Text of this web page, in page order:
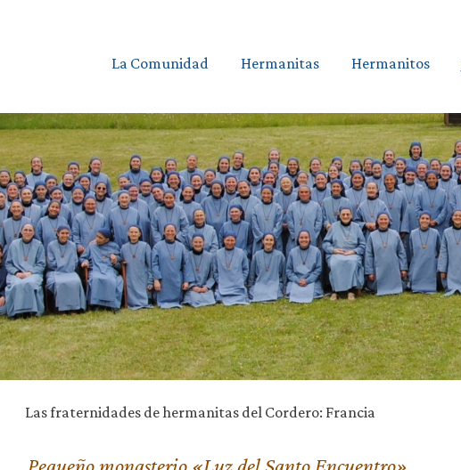
La Comunidad Hermanitas Hermanitos
Las fraternidades de hermanitas del Cordero: Francia